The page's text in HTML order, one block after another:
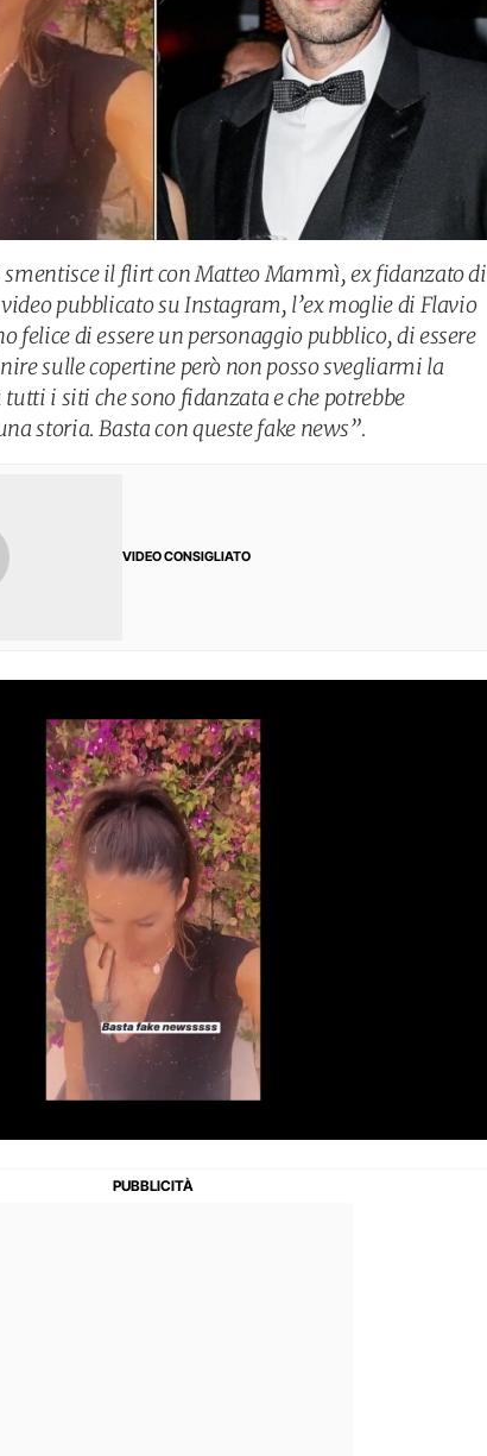
smentisce il flirt con Matteo Mammì, ex fidanzato di
pubblicato su Instagram, l’ex moglie di Flavio
felice di essere un personaggio pubblico, di essere
sulle copertine però non posso svegliarmi la
i siti che sono fidanzata e che potrebbe
storia. Basta con queste fake news”.
VIDEO CONSIGLIATO